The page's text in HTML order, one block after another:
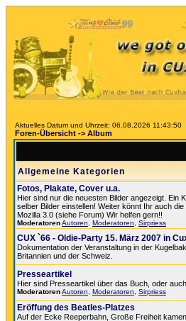
Aktuelles Datum und Uhrzeit: 06.08.2026 11:43:50
Foren-Übersicht -> Album
Allgemeine Kategorien
Fotos, Plakate, Cover u.a.
Hier sind nur die neuesten Bilder angezeigt. Ein
selber Bilder einstellen! Weiter könnt Ihr auch
Mozilla 3.0 (siehe Forum) Wir helfen gern!!
ModeratorenAutoren Moderatoren Sirpriess
CUX `66 - Oldie-Party 15. März 2007 in
Dokumentation der Veranstaltung in der
Britannien und der Schweiz.
Presseartikel
Hier sind Presseartikel über das Buch, oder
ModeratorenAutoren Moderatoren Sirpriess
Eröffung des Beatles-Platzes
Auf der Ecke Reeperbahn, Große Freiheit